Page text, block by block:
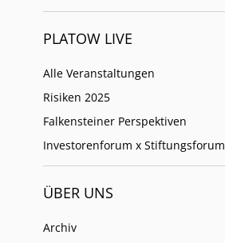
PLATOW LIVE
Alle Veranstaltungen
Risiken 2025
Falkensteiner Perspektiven
Investorenforum x Stiftungsforum
ÜBER UNS
Archiv